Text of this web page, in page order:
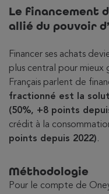
Le financement
allié du pouvoir
Financer ses achats
plus central pour mieux
Français parlent de
fractionné est la
(50%, +8 points
crédit à la
points depuis 2022).
Méthodologie
Pour le compte de